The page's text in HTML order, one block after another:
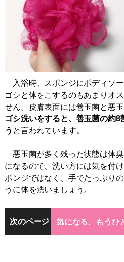
入浴時、スポンジにボディソ
ゴシと体をこするのもあまりオ
せん。皮膚表面には善玉菌と悪玉
ゴシ洗いをすると、善玉菌の約8
う と言われています。
悪玉菌が多く残った状態は体臭
になるので、洗い方には気を付
ポンジではなく、手でたっぷり
うに体を洗いましょう。
次のページ 気になる、もうひ